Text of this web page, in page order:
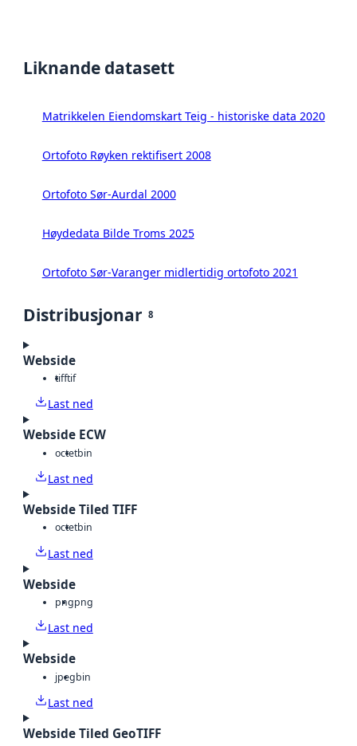
Liknande datasett
Matrikkelen Eiendomskart Teig - historiske data 2020
Ortofoto Røyken rektifisert 2008
Ortofoto Sør-Aurdal 2000
Høydedata Bilde Troms 2025
Ortofoto Sør-Varanger midlertidig ortofoto 2021
Distribusjonar 8
Webside
tifftif
Last ned
Webside ECW
octetbin
Last ned
Webside Tiled TIFF
octetbin
Last ned
Webside
pngpng
Last ned
Webside
jpegbin
Last ned
Webside Tiled GeoTIFF